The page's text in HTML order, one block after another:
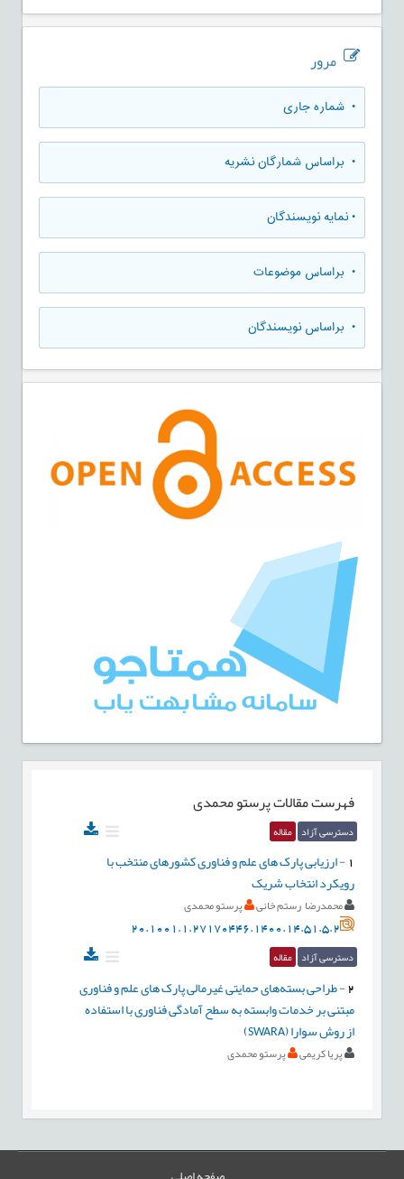
مرور
• شماره جاری
• براساس شمارگان نشریه
•نمایه نویسندگان
• براساس موضوعات
• براساس نویسندگان
فهرست مقالاتپرستو محمدی
دسترسی آزاد مقاله
-ارزیابی پارک های علم و فناوری کشورهای منتخب با
رویکرد انتخاب شریک
محمدرضا رستم خانی پرستو محمدی
20.1001.1.27170446.1400.14.51.5.2
دسترسی آزاد مقاله
2
-طراحی بسته‌های حمایتی غیرمالی پارک های علم و فناوری
مبتنی بر خدمات وابسته به سطح آمادگی فناوری با استفاده
از روش سوارا (SWARA)
پریا کریمی پرستو محمدی